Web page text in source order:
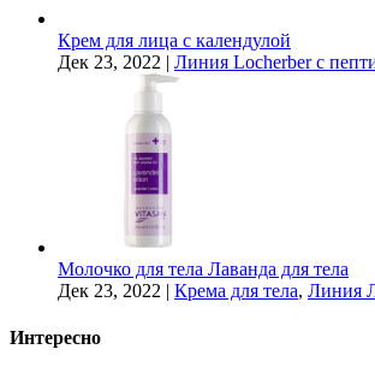
Крем для лица с календулой
Дек 23, 2022 | Линия Locherber с
Молочко для тела Лаванда для тела
Дек 23, 2022 | Крема для тела, Линия
Интересно